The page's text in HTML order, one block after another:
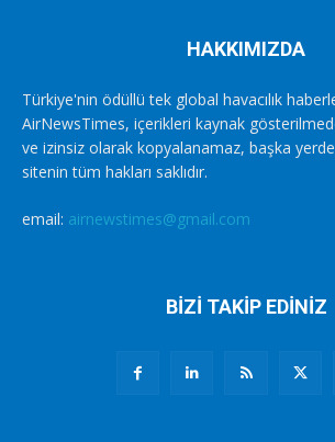
HAKKIMIZDA
Türkiye'nin ödüllü tek global havacılık
AirNewsTimes, içerikleri kaynak
ve izinsiz olarak kopyalanamaz, başka
sitenin tüm hakları saklıdır.
email: airnewstimes@gmail.com
BİZİ TAKİP EDİNİZ